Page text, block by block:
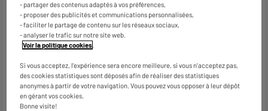
Type de produit Coque
Coloris Noir
Plus produit balisage
Référence constructeur IPHONE 16
Poids net
- partager des contenus adaptés à vos préférences,
- proposer des publicités et communications personnalisées,
- faciliter le partage de contenu sur les réseaux sociaux,
- analyser le trafic sur notre site web.
Voir la politique cookies.
Si vous acceptez, l'expérience sera encore meilleure, si vous n'acceptez pas,
des cookies statistiques sont déposés afin de réaliser des statistiques
anonymes à partir de votre navigation. Vous pouvez vous opposer à leur dépôt
en gérant vos cookies.
Bonne visite!